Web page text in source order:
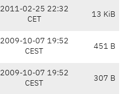
2011-02-25 22:32
CET
13 KiB
2009-10-07 19:52
CEST
451 B
2009-10-07 19:52
CEST
307 B